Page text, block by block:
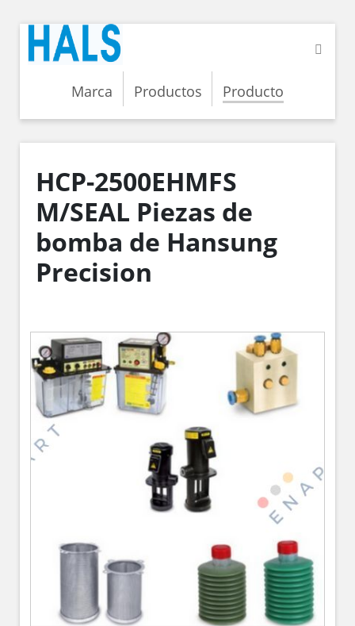
Marca Productos Producto
HCP-2500EHMFS
M/SEAL Piezas de
bomba de Hansung
Precision